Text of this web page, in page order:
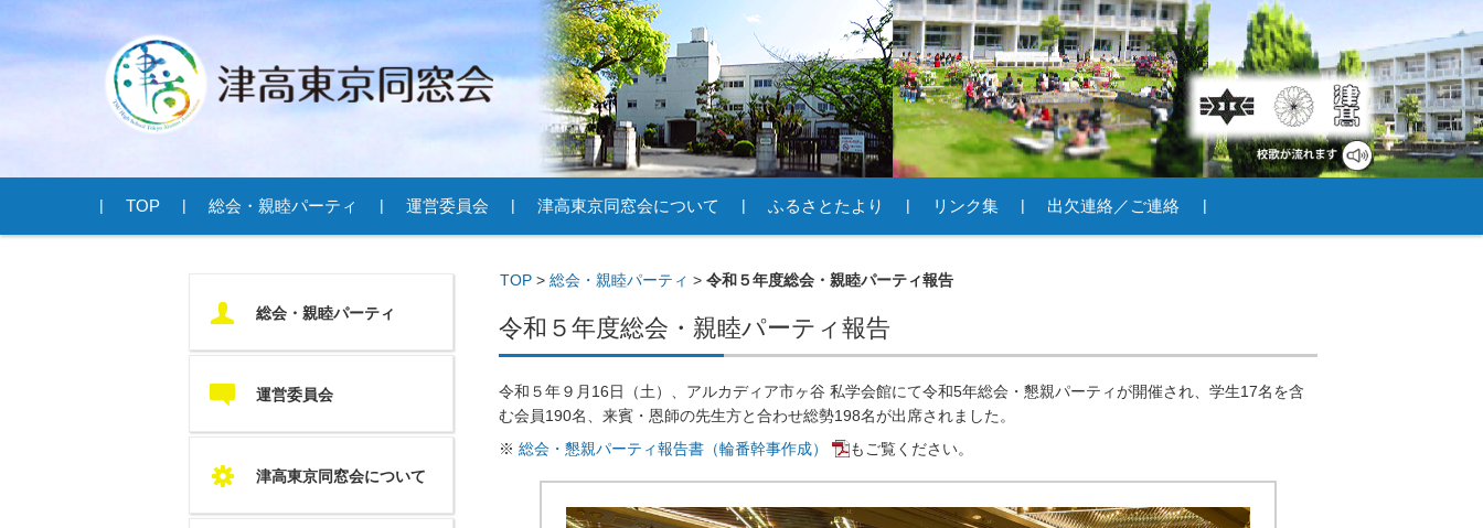
TOP 総会・親睦パーティ 運営委員会 津高東京同窓会について ふるさとたより リンク集 出欠連絡／ご連絡
TOP> 総会・親睦パーティ > 令和５年度総会・親睦パーティ報告
令和５年度総会・親睦パーティ報告
令和５年９月16日（土）、アルカディア市ヶ谷 私学会館にて令和5年総会・懇親パーティが開催され、学生17名を含
む会員190名、来賓・恩師の先生方と合わせ総勢198名が出席されました。
※ 総会・懇親パーティ報告書（輪番幹事作成） もご覧ください。
U 総会・親睦パーティ
c 運営委員会
S 津高東京同窓会について